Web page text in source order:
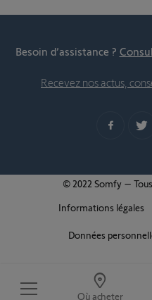
Où acheter
Besoin d’assistance ?
Recevez nos actus,
© 2022 Somfy –
Informations légales
Données